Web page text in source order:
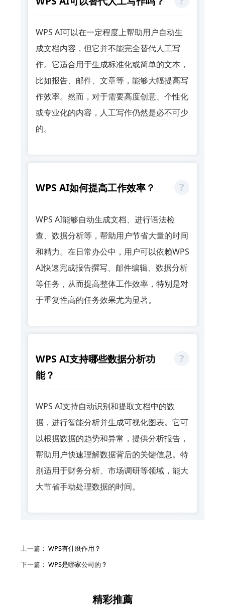
WPS AI可以在一定程度上帮助用户自动生
成文档内容，但它并不能完全替代人工写
作。它适合用于生成标准化或简单的文本，
比如报告、邮件、文章等，能够大幅提高写
作效率。然而，对于需要高度创意、个性化
或专业化的内容，人工写作仍然是必不可少
的。
WPS AI如何提高工作效率？
WPS AI能够自动生成文档、进行语法检
查、数据分析等，帮助用户节省大量的时间
和精力。在日常办公中，用户可以依赖WPS
AI快速完成报告撰写、邮件编辑、数据分析
等任务，从而提高整体工作效率，特别是对
于重复性高的任务效果尤为显著。
WPS AI支持哪些数据分析功
能？
WPS AI支持自动识别和提取文档中的数
据，进行智能分析并生成可视化图表。它可
以根据数据的趋势和异常，提供分析报告，
帮助用户快速理解数据背后的关键信息。特
别适用于财务分析、市场调研等领域，能大
大节省手动处理数据的时间。
上一篇： WPS有什麼作用？
下一篇： WPS是哪家公司的？
精彩推薦